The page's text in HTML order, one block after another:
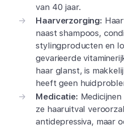
van 40 jaar.
Haarverzorging:
naast shampoos,
stylingproducten en
gevarieerde
haar glanst, is
heeft geen
Medicatie:
ze haaruitval
antidepressiva, maar